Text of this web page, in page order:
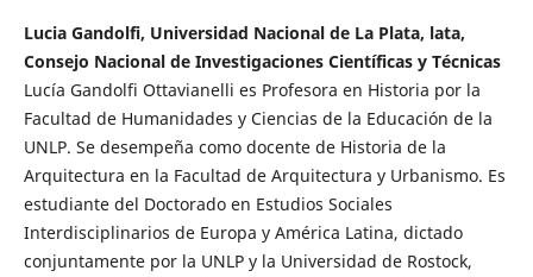
Lucia Gandolfi, Universidad Nacional de La Plata, lata,
Consejo Nacional de Investigaciones Científicas y Técnicas
Lucía Gandolfi Ottavianelli es Profesora en Historia por la
Facultad de Humanidades y Ciencias de la Educación de la
UNLP. Se desempeña como docente de Historia de la
Arquitectura en la Facultad de Arquitectura y Urbanismo. Es
estudiante del Doctorado en Estudios Sociales
Interdisciplinarios de Europa y América Latina, dictado
conjuntamente por la UNLP y la Universidad de Rostock,